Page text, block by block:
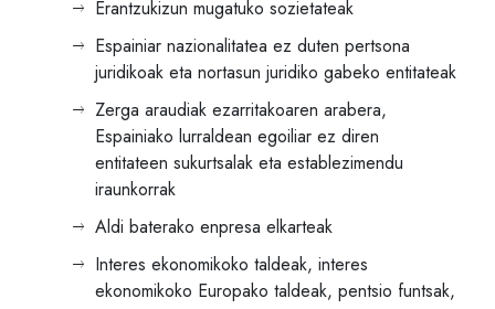
Erantzukizun mugatuko sozietateak
Espainiar nazionalitatea ez duten pertsona
juridikoak eta nortasun juridiko gabeko entitateak
Zerga araudiak ezarritakoaren arabera,
Espainiako lurraldean egoiliar ez diren
entitateen sukurtsalak eta establezimendu
iraunkorrak
Aldi baterako enpresa elkarteak
Interes ekonomikoko taldeak, interes
ekonomikoko Europako taldeak, pentsio funtsak,